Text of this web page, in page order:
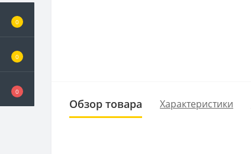
0
0
0
Обзор товара Характеристики